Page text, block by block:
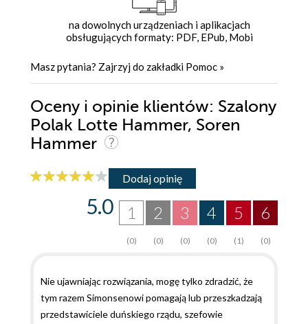
na dowolnych urządzeniach i aplikacjach
obsługujących formaty: PDF, EPub, Mobi
Masz pytania? Zajrzyj do zakładki Pomoc »
Oceny i opinie klientów: Szalony
Polak Lotte Hammer, Soren
Hammer
Dodaj opinię
6
(0)
5
(1)
4
(0)
3
(0)
2
(0)
1
(0)
5.0
Nie ujawniając rozwiązania, mogę tylko zdradzić, że
tym razem Simonsenowi pomagają lub przeszkadzają
przedstawiciele duńskiego rządu, szefowie